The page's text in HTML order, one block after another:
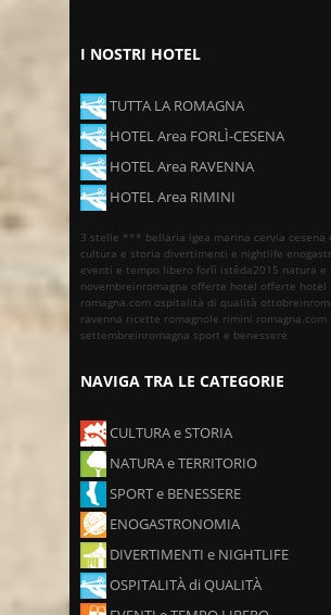
I NOSTRI HOTEL
TUTTA LA ROMAGNA
HOTEL Area FORLÌ-CESENA
HOTEL Area RAVENNA
HOTEL Area RIMINI
3 stelle *** bellaria igea marina cervia cesena
cultura e storia divertimenti e nightlife
eventi e tempo libero forlì istêda2015 natura
novembreinromagna offerte hotel offerte hotel
romagna.com ospitalità di qualità
ravenna ricette romagnole rimini romagna.com
settembreinromagna sport e benessere
NAVIGA TRA LE CATEGORIE
CULTURA e STORIA
NATURA e TERRITORIO
SPORT e BENESSERE
ENOGASTRONOMIA
DIVERTIMENTI e NIGHTLIFE
OSPITALITÀ di QUALITÀ